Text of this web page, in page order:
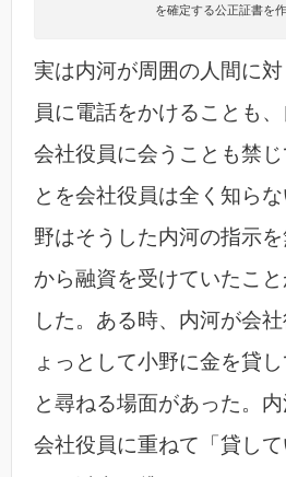
を確定する公正証書を作
実は内河が周囲の人間に
員に電話をかけることも
会社役員に会うことも禁
とを会社役員は全く知ら
野はそうした内河の指示
から融資を受けていたこ
した。ある時、内河が会
ょっとして小野に金を貸し
と尋ねる場面があった。
会社役員に重ねて「貸し